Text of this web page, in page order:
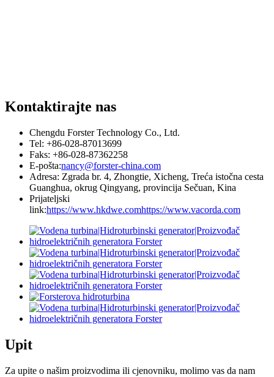
Kontaktirajte nas
Chengdu Forster Technology Co., Ltd.
Tel: +86-028-87013699
Faks: +86-028-87362258
E-pošta:nancy@forster-china.com
Adresa: Zgrada br. 4, Zhongtie, Xicheng, Treća istočna cesta
Guanghua, okrug Qingyang, provincija Sečuan, Kina
Prijateljski
link:https://www.hkdwe.comhttps://www.vacorda.com
Upit
Za upite o našim proizvodima ili cjenovniku, molimo vas da nam